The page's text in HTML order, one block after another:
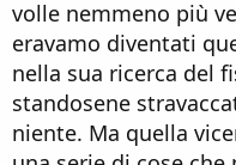
volle nemmeno più
eravamo diventati
nella sua ricerca del
standosene
niente. Ma quella